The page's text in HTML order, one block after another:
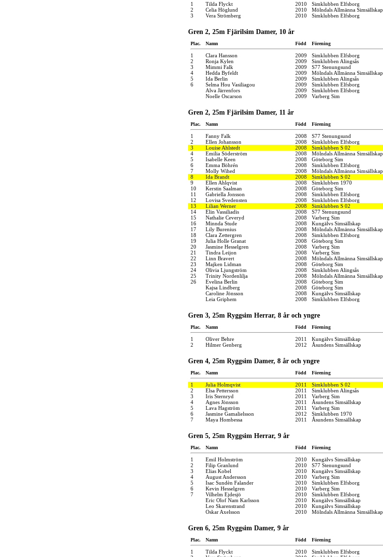
1 Tilda Flyckt 2010 Simklubben Elfsborg
2
Celia Höglund 2010 Mölndals Allmänna Simsällskap
3
Vera Strömberg 2010 Simklubben Elfsborg
Gren 2, 25m Fjärilsim Damer, 10 år
Plac. Namn Född Förening
1 Clara Hansson 2009 Simklubben Elfsborg
2
Ronja Kylen 2009 Simklubben Alingsås
3
Mimmi Falk 2009 S77 Stenungsund
4
Hedda Byfeldt 2009 Mölndals Allmänna Simsällskap
5
Ida Berlin 2009 Simklubben Alingsås
6
Selma Hou Vasiliagou 2009 Simklubben Elfsborg
Alva Järrenfors
2009 Simklubben Elfsborg
Noelle Oscarson
2009 Varberg Sim
Gren 2, 25m Fjärilsim Damer, 11 år
Plac. Namn Född Förening
1 Fanny Falk 2008 S77 Stenungsund
2
Ellen Johansson 2008 Simklubben Elfsborg
3
Louise Ahlstedt 2008 Simklubben S 02
4
Emilia Söderström 2008 Mölndals Allmänna Simsällskap
5
Isabelle Keen 2008 Göteborg Sim
6
Emma Böhrén 2008 Simklubben Elfsborg
7
Molly Wihed 2008 Mölndals Allmänna Simsällskap
8
Ida Brandt 2008 Simklubben S 02
9
Ellen Ahlqvist 2008 Simklubben 1970
10
Kerstin Saalman 2008 Göteborg Sim
11
Gabriella Jonsson 2008 Simklubben Elfsborg
12
Lovisa Svedensten 2008 Simklubben Elfsborg
13
Lilian Werner 2008 Simklubben S 02
14
Elin Vassiliadis 2008 S77 Stenungsund
15
Nathalie Ceveryd 2008 Varberg Sim
16
Minnda Stude 2008 Kungälvs Simsällskap
17
Lily Burenius 2008 Mölndals Allmänna Simsällskap
18
Clara Zettergren 2008 Simklubben Elfsborg
19
Julia Holle Granat 2008 Göteborg Sim
20
Jasmine Hesselgren 2008 Varberg Sim
21
Tindra Leijon 2008 Varberg Sim
22
Linn Bravert 2008 Mölndals Allmänna Simsällskap
23
Majken Lidman 2008 Göteborg Sim
24
Olivia Ljungström 2008 Simklubben Alingsås
25
Trinity Nordenlilja 2008 Mölndals Allmänna Simsällskap
26
Evelina Berlin 2008 Göteborg Sim
Kajsa Lindberg
2008 Göteborg Sim
Caroline Jönsson
2008 Kungälvs Simsällskap
Leia Griphem
2008 Simklubben Elfsborg
Gren 3, 25m Ryggsim Herrar, 8 år och yngre
Plac. Namn Född Förening
1 Oliver Behre 2011 Kungälvs Simsällskap
2
Hilmer Genberg 2012 Åsundens Simsällskap
Gren 4, 25m Ryggsim Damer, 8 år och yngre
Plac. Namn Född Förening
1 Julia Holmqvist 2011 Simklubben S 02
2
Elsa Pettersson 2011 Simklubben Alingsås
3
Iris Sternryd 2011 Varberg Sim
4
Agnes Jönsson 2011 Åsundens Simsällskap
5
Lava Hagström 2011 Varberg Sim
6
Jasmine Gamalielsson 2012 Simklubben 1970
7
Maya Hombessa 2011 Åsundens Simsällskap
Gren 5, 25m Ryggsim Herrar, 9 år
Plac. Namn Född Förening
1 Emil Holmström 2010 Kungälvs Simsällskap
2
Filip Granlund 2010 S77 Stenungsund
3
Elias Kobel 2010 Kungälvs Simsällskap
4
August Andersson 2010 Varberg Sim
5
Isac Sundèn Falander 2010 Simklubben Elfsborg
6
Kevin Hesselgren 2010 Varberg Sim
7
Vilhelm Ejdesjö 2010 Simklubben Elfsborg
Eric Olof Nam Karlsson
2010 Kungälvs Simsällskap
Leo Skarenstrand
2010 Kungälvs Simsällskap
Oskar Axelsson
2010 Mölndals Allmänna Simsällskap
Gren 6, 25m Ryggsim Damer, 9 år
Plac. Namn Född Förening
1 Tilda Flyckt 2010 Simklubben Elfsborg